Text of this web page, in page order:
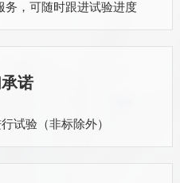
务，可随时跟进试验进度
诺
试验（非标除外）